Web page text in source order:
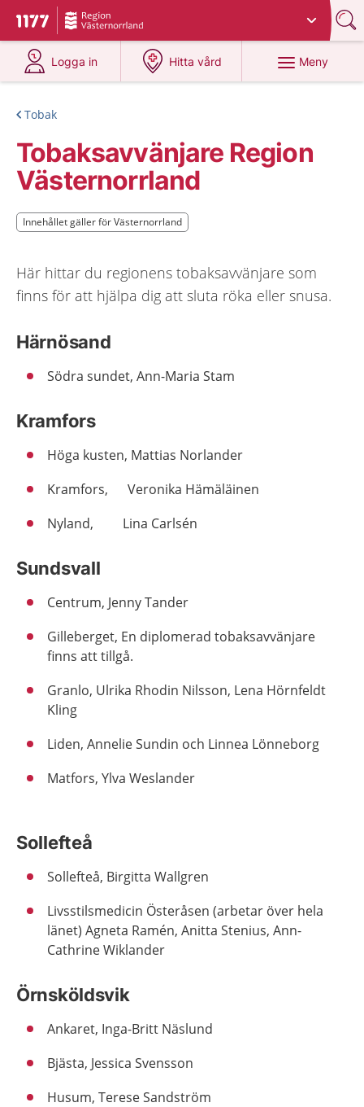
Till startsidan för 1177
Du har valt region
Logga in
på 1177.se
Hitta vård
på 1177.se
Meny
Tobak
Tobaksavvänjare Region
Västernorrland
Innehållet gäller för Västernorrland
Innehållet gäller för Västernorrland
Här hittar du regionens tobaksavvänjare som
finns för att hjälpa dig att sluta röka eller snusa.
Härnösand
Södra sundet, Ann-Maria Stam
Kramfors
Höga kusten, Mattias Norlander
Kramfors, Veronika Hämäläinen
Nyland, Lina Carlsén
Sundsvall
Centrum, Jenny Tander
Gilleberget, En diplomerad tobaksavvänjare
finns att tillgå.
Granlo, Ulrika Rhodin Nilsson, Lena Hörnfeldt
Kling
Liden, Annelie Sundin och Linnea Lönneborg
Matfors, Ylva Weslander
Sollefteå
Sollefteå, Birgitta Wallgren
Livsstilsmedicin Österåsen (arbetar över hela
länet) Agneta Ramén, Anitta Stenius, Ann-
Cathrine Wiklander
Örnsköldsvik
Ankaret, Inga-Britt Näslund
Bjästa, Jessica Svensson
Husum, Terese Sandström